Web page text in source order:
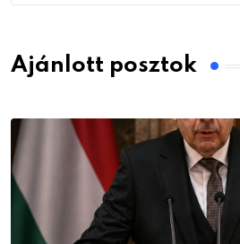
Ajánlott posztok